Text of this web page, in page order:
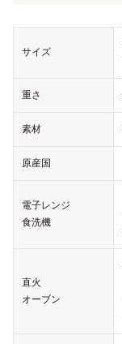
サイズ
重さ
素材
原産国
電子レンジ
食洗機
直火
オーブン